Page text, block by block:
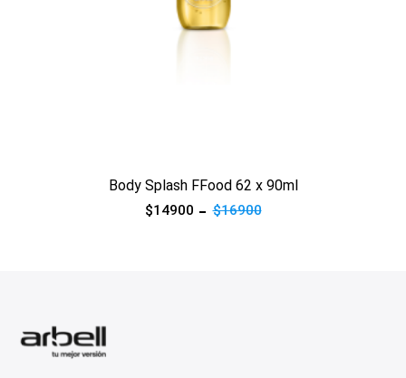
Body Splash FFood 62 x 90ml
$14900 $16900